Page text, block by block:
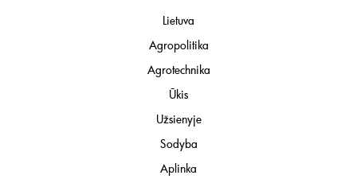
Lietuva
Agropolitika
Agrotechnika
Ūkis
Užsienyje
Sodyba
Aplinka